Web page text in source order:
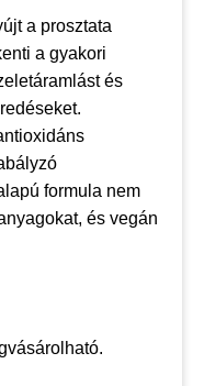
a prosztata
a gyakori
és
formula nem
és vegán